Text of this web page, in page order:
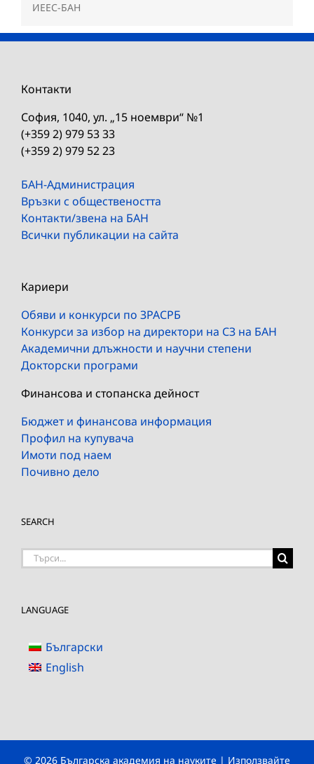
ИЕЕС-БАН
Контакти
София, 1040, ул. „15 ноември“ №1
(+359 2) 979 53 33
(+359 2) 979 52 23
БАН-Администрация
Връзки с обществеността
Контакти/звена на БАН
Всички публикации на сайта
Кариери
Обяви и конкурси по ЗРАСРБ
Конкурси за избор на директори на СЗ на БАН
Академични длъжности и научни степени
Докторски програми
Финансова и стопанска дейност
Бюджет и финансова информация
Профил на купувача
Имоти под наем
Почивно дело
SEARCH
Търсене
LANGUAGE
Български
English
© 2026 Българска академия на науките | Използвайте